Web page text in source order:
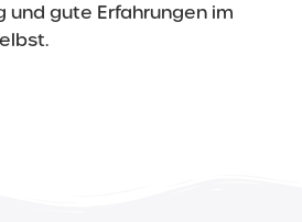
und gute Erfahrungen im